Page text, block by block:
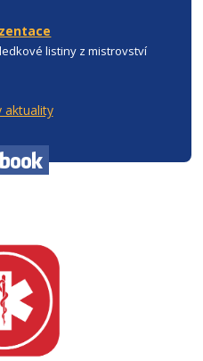
listiny z mistrovství
aktuality